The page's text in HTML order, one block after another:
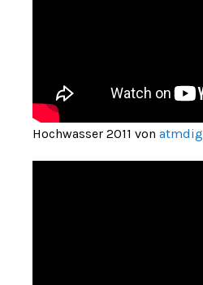
Hochwasser 2011 von